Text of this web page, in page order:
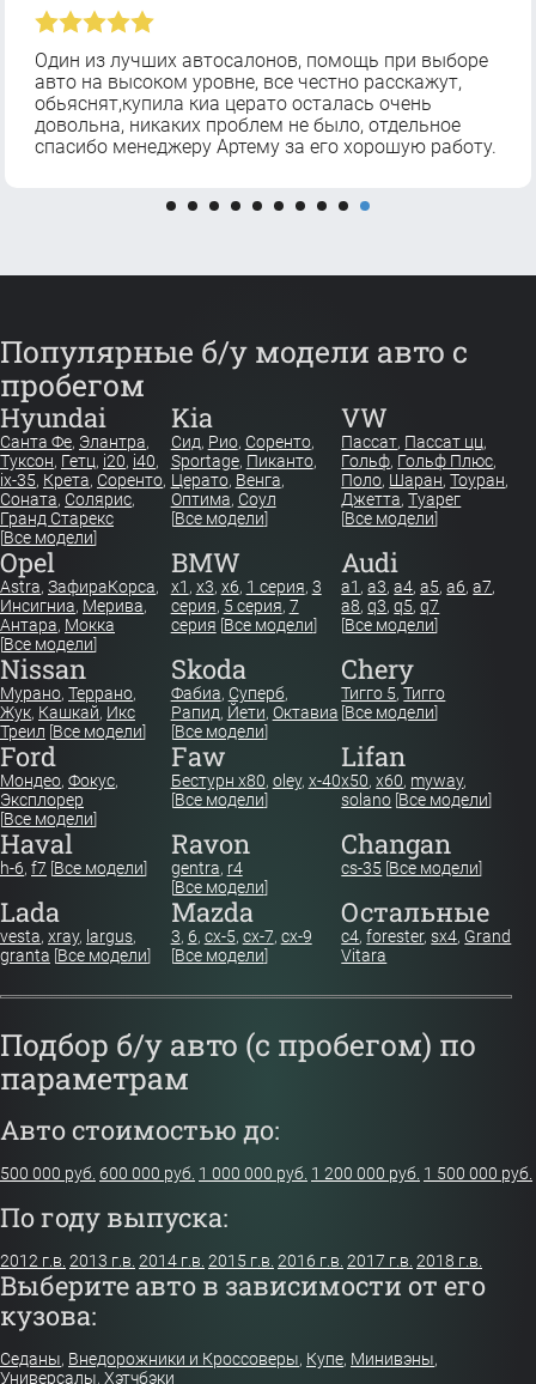
Один из лучших автосалонов, помощь при выборе
авто на высоком уровне, все честно расскажут,
обьяснят,купила киа церато осталась очень
довольна, никаких проблем не было, отдельное
спасибо менеджеру Артему за его хорошую работу.
Популярные б/у модели авто с
пробегом
Hyundai
Санта Фе, Элантра,
Туксон, Гетц, i20, i40,
ix-35, Крета, Соренто,
Соната, Солярис,
Гранд Старекс
[Все модели]
Kia
Сид, Рио, Соренто,
Sportage, Пиканто,
Церато, Венга,
Оптима, Соул
[Все модели]
VW
Пассат, Пассат цц,
Гольф, Гольф Плюс,
Поло, Шаран,Тоуран,
Джетта,Туарег
[Все модели]
Opel
Astra, ЗафираКорса,
Инсигниа, Мерива,
Антара, Мокка
[Все модели]
BMW
x1 , x3, x6, 1 серия, 3
серия, 5 серия, 7
серия [Все модели]
Audi
a1 ,a3,a4,a5,a6,a7,
a8,q3,q5,q7
[Все модели]
Nissan
Мурано, Террано,
Жук, Кашкай, Икс
Треил [Все модели]
Skoda
Фабиа, Суперб,
Рапид, Йети, Октавиа
[Все модели]
Chery
Тигго 5,Тигго
[Все модели]
Ford
Мондео, Фокус,
Эксплорер
[Все модели]
Faw
Бестурн х80, oley, x-40
[Все модели]
Lifan
x50,x60, myway,
solano [Все модели]
Haval
h-6, f7 [Все модели]
Ravon
gentra, r4
[Все модели]
Changan
cs-35 [Все модели]
Lada
vesta, xray, largus,
granta [Все модели]
Mazda
3, 6, cx-5, cx-7, cx-9
[Все модели]
Остальные
c4,forester,sx4, Grand
Vitara
Подбор б/у авто (с пробегом) по
параметрам
Авто стоимостью до:
500 000 руб. 600 000 руб. 1 000 000 руб. 1 200 000 руб. 1 500 000 руб.
По году выпуска:
2012 г.в. 2013 г.в. 2014 г.в. 2015 г.в. 2016 г.в. 2017 г.в. 2018 г.в.
Выберите авто в зависимости от его
кузова:
Седаны, Внедорожники и Кроссоверы, Купе, Минивэны,
Универсалы, Хэтчбэки